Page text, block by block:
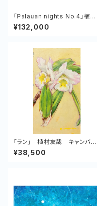
「Palauan nights No.4」植村
友哉 キャンバス、アクリル
¥132,000
「ラン」 植村友哉 キャンバス、
油彩
¥38,500